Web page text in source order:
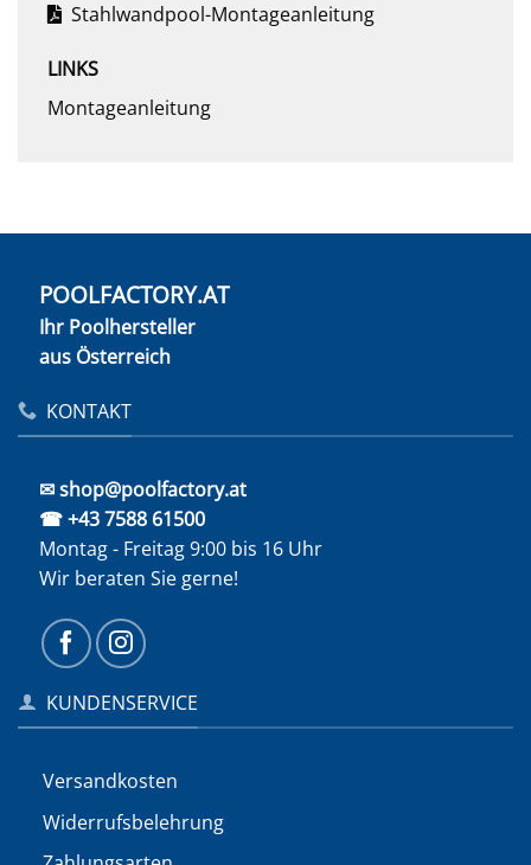
Stahlwandpool-Montageanleitung
LINKS
Montageanleitung
POOLFACTORY.AT
Ihr Poolhersteller
aus Österreich
KONTAKT
✉ shop@poolfactory.at
☎ +43 7588 61500
Montag - Freitag 9:00 bis 16 Uhr
Wir beraten Sie gerne!
KUNDENSERVICE
Versandkosten
Widerrufs­belehrung